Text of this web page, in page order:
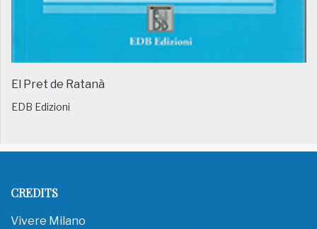
El Pret de Ratanà
EDB Edizioni
CREDITS
Vivere Milano